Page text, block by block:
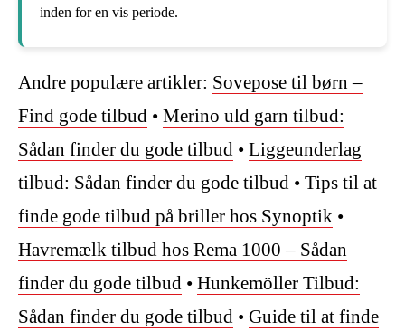
inden for en vis periode.
Andre populære artikler: Sovepose til børn –
Find gode tilbud • Merino uld garn tilbud:
Sådan finder du gode tilbud • Liggeunderlag
tilbud: Sådan finder du gode tilbud • Tips til at
finde gode tilbud på briller hos Synoptik •
Havremælk tilbud hos Rema 1000 – Sådan
finder du gode tilbud • Hunkemöller Tilbud:
Sådan finder du gode tilbud • Guide til at finde